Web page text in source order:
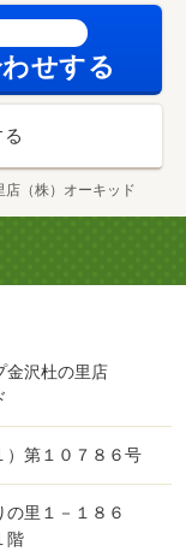
ター）まで７０
せする
店（株）オーキッド
金沢杜の里店
）第１０７８６号
の里１－１８６
階